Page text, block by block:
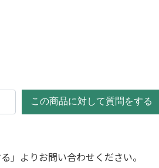
この商品に対して質問をする
」よりお問い合わせください。